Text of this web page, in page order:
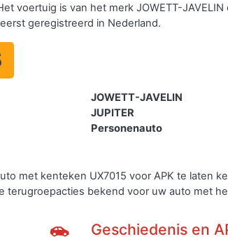
voertuig is van het merk JOWETT-JAVELIN
geregistreerd in Nederland.
JOWETT-JAVELIN
JUPITER
Personenauto
met kenteken UX7015 voor APK te laten
terugroepacties bekend voor uw auto met
Geschiedenis en